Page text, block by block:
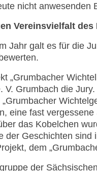
nicht anwesenden
Vereinsvielfalt des
Jahr galt es für die
„Grumbacher
V. Grumbach die
eine fast
das Kobelchen
der Geschichten
dem
der